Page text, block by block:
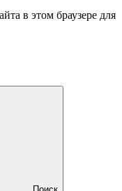
в этом браузере для